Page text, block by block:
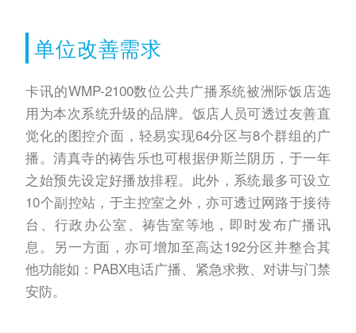
单位改善需求
卡讯的WMP-2100数位公共广播系统被洲际饭店选
用为本次系统升级的品牌。饭店人员可透过友善直
觉化的图控介面，轻易实现64分区与8个群组的广
播。清真寺的祷告乐也可根据伊斯兰阴历，于一年
之始预先设定好播放排程。此外，系统最多可设立
10个副控站，于主控室之外，亦可透过网路于接待
台、行政办公室、祷告室等地，即时发布广播讯
息。另一方面，亦可增加至高达192分区并整合其
他功能如：PABX电话广播、紧急求救、对讲与门禁
安防。